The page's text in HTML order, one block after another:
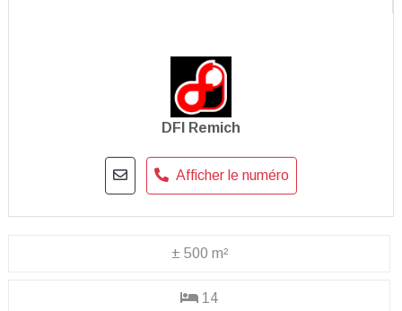
DFI Remich
Afficher le numéro
± 500 m²
14